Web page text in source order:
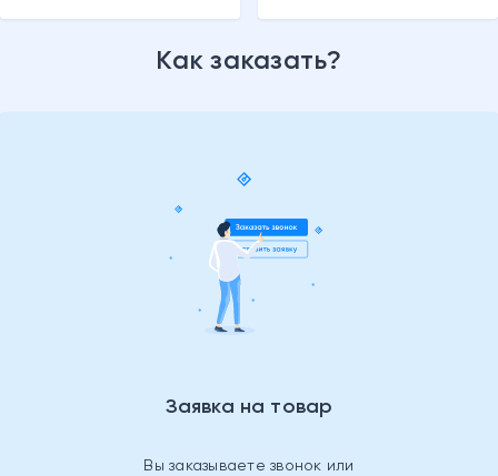
Как заказать?
Заявка на товар
Вы заказываете звонок или